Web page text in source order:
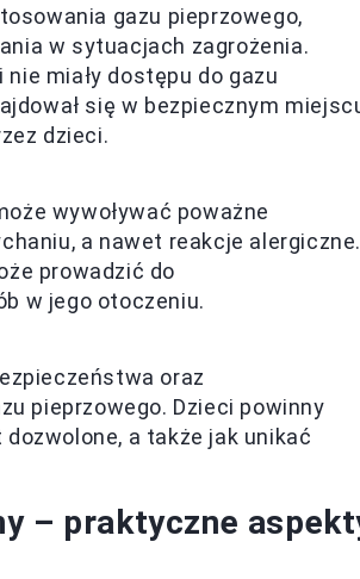
gazu pieprzowego,
w sytuacjach zagrożenia.
miały dostępu do gazu
się w bezpiecznym
dzieci.
wywoływać poważne
a nawet reakcje alergiczne.
prowadzić do
w jego otoczeniu.
oraz
pieprzowego. Dzieci powinny
a także jak unikać
– praktyczne